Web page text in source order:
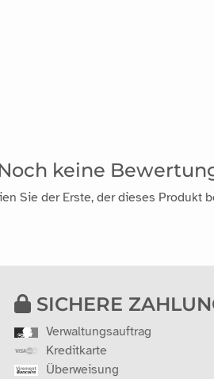
keine
Sie der Erste, der dieses Produkt
SICHERE
Verwaltungsauftrag
Kreditkarte
Überweisung